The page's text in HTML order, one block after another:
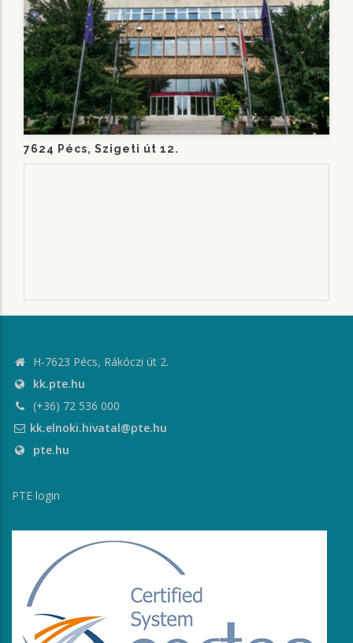
7624 Pécs, Szigeti út 12.
H-7623 Pécs, Rákóczi út 2.
kk.pte.hu
(+36) 72 536 000
kk.elnoki.hivatal@pte.hu
pte.hu
PTE login